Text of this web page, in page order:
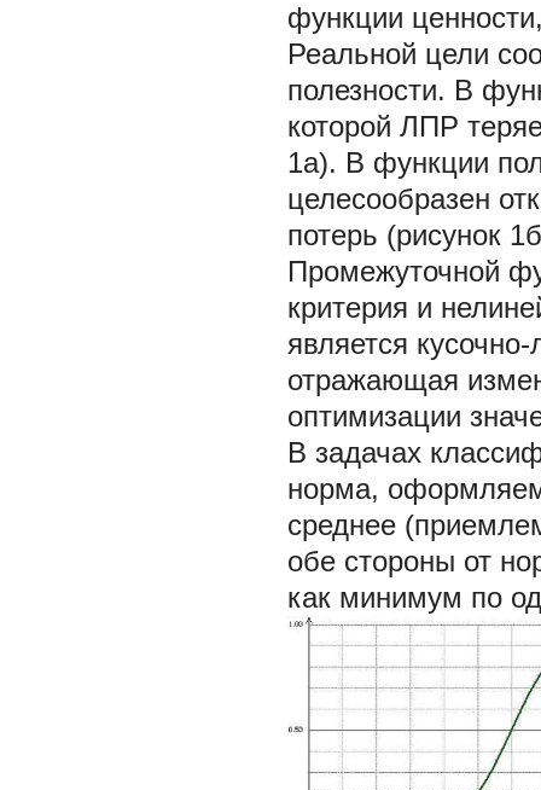
функции
Реальной цели
полезности. В
которой ЛПР
1а). В функции
целесообразен
потерь (рисунок
Промежуточной
критерия и
является
отражающая
оптимизации
В задачах
норма,
среднее
обе стороны от
как минимум по